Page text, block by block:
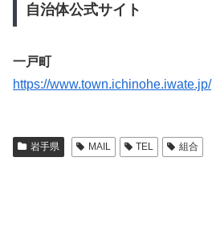
自治体公式サイト
一戸町
https://www.town.ichinohe.iwate.jp/
岩手県 MAIL TEL 組合